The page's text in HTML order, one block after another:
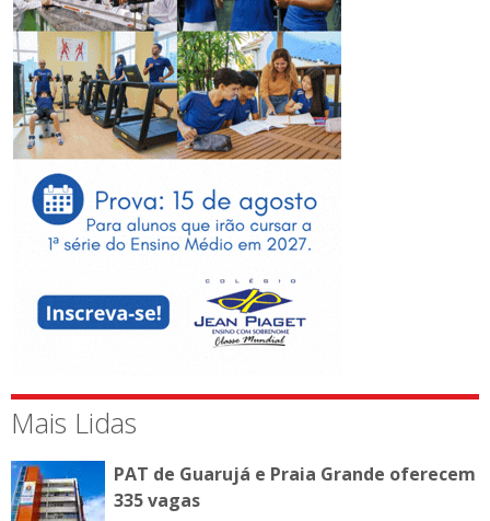
Mais Lidas
PAT de Guarujá e Praia Grande oferecem
335 vagas